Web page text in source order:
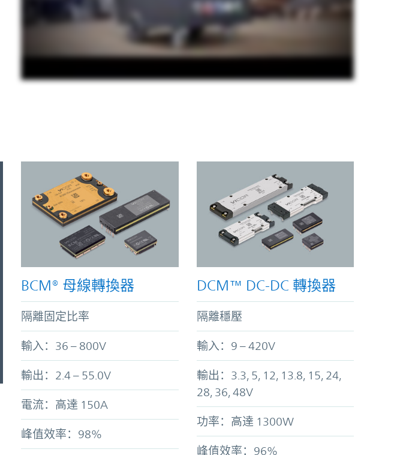
BCM® 母線轉換器
隔離固定比率
輸入：36 – 800V
輸出：2.4 – 55.0V
電流：高達 150A
峰值效率：98%
DCM™ DC-DC 轉換器
隔離穩壓
輸入：9 – 420V
輸出：3.3, 5, 12, 13.8, 15, 24,
28, 36, 48V
功率：高達 1300W
峰值效率：96%